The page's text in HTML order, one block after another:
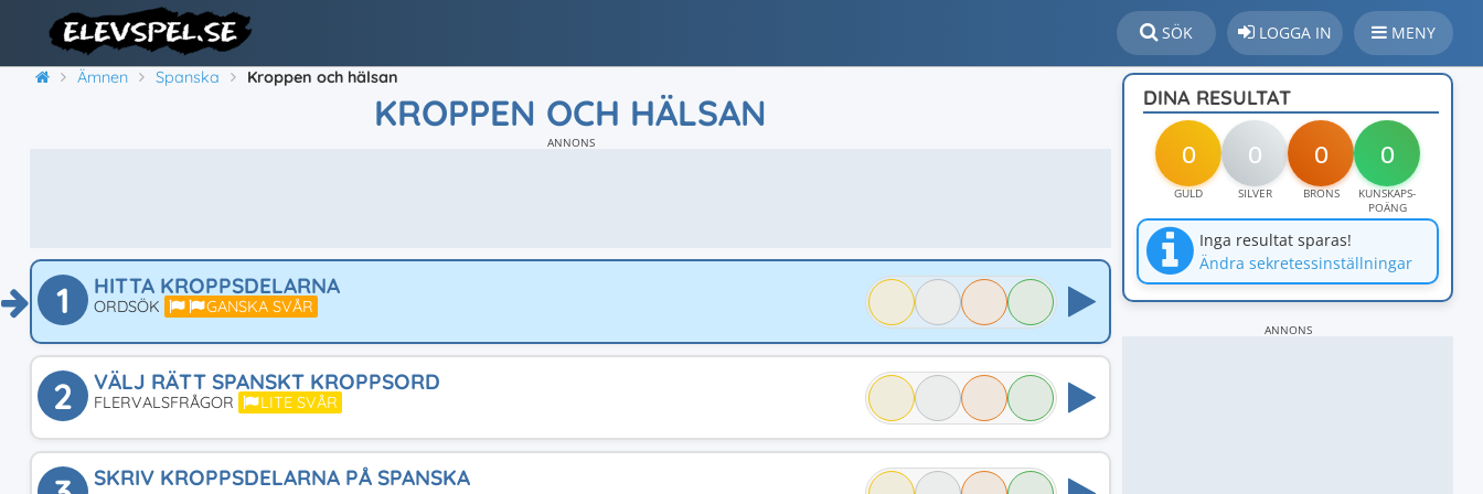
SÖK LOGGA IN MENY
Ämnen Spanska Kroppen och hälsan
KROPPEN OCH HÄLSAN
ANNONS
1 HITTA KROPPSDELARNA
ORDSÖK GANSKA SVÅR
2 VÄLJ RÄTT SPANSKT KROPPSORD
FLERVALSFRÅGOR LITE SVÅR
SKRIV KROPPSDELARNA PÅ SPANSKA
DINA RESULTAT
0 0 0 0
GULD SILVER BRONS
KUNSKAPS-
POÄNG
Inga resultat sparas!
Ändra sekretessinställningar
ANNONS